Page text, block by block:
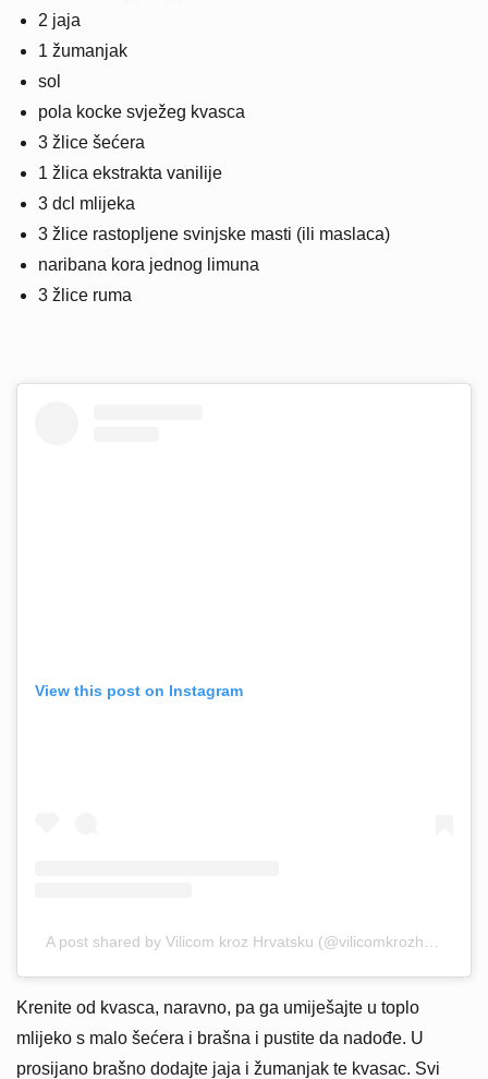
2 jaja
1 žumanjak
sol
pola kocke svježeg kvasca
3 žlice šećera
1 žlica ekstrakta vanilije
3 dcl mlijeka
3 žlice rastopljene svinjske masti (ili maslaca)
naribana kora jednog limuna
3 žlice ruma
View this post on Instagram
A post shared by Vilicom kroz Hrvatsku (@vilicomkrozhrvatsku)
Krenite od kvasca, naravno, pa ga umiješajte u toplo
mlijeko s malo šećera i brašna i pustite da nadođe. U
prosijano brašno dodajte jaja i žumanjak te kvasac. Svi